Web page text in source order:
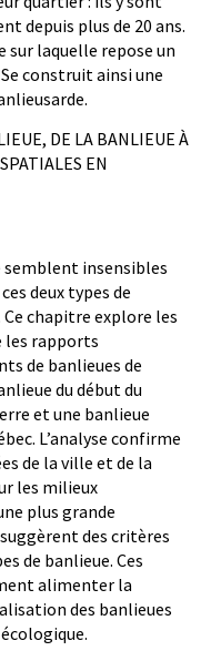
depuis plus de 20 ans.
laquelle repose un
construit ainsi une
DE LA BANLIEUE À
EN
semblent insensibles
deux types de
chapitre explore les
les rapports
de banlieues de
du début du
et une banlieue
L’analyse confirme
de la ville et de la
les milieux
plus grande
des critères
de banlieue. Ces
alimenter la
des banlieues